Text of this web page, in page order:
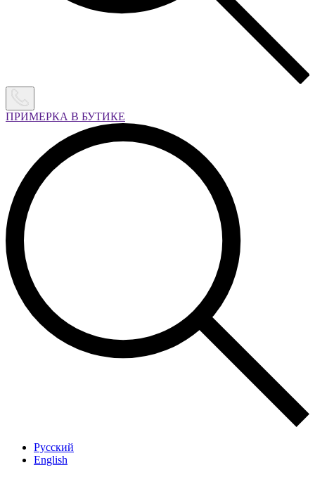
ПРИМЕРКА В БУТИКЕ
Русский
English